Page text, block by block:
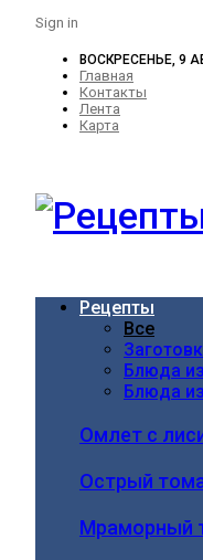
Sign in
ВОСКРЕСЕНЬЕ, 9
Главная
Контакты
Лента
Карта
Рецепты
Все
Блюда
Блюда
Омлет с
Острый
Мраморный